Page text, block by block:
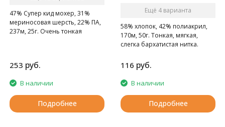
47% Супер кид мохер, 31%
мериносовая шерсть, 22% ПА,
237м, 25г. Очень тонкая
253 руб.
В наличии
Подробнее
Ещё 4 варианта
58% хлопок, 42% полиакрил,
170м, 50г. Тонкая, мягкая,
слегка бархатистая нитка.
116 руб.
В наличии
Подробнее